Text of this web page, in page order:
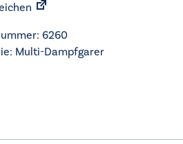
6260
Multi-Dampfgarer